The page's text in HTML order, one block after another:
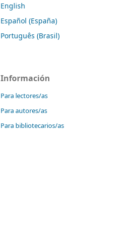
English
Español (España)
Português (Brasil)
Información
Para lectores/as
Para autores/as
Para bibliotecarios/as